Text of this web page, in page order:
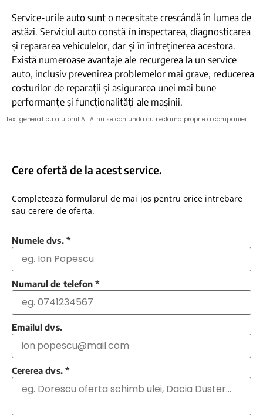
Service-urile auto sunt o necesitate crescândă în lumea de
astăzi. Serviciul auto constă în inspectarea, diagnosticarea
și repararea vehiculelor, dar și în întreținerea acestora.
Există numeroase avantaje ale recurgerea la un service
auto, inclusiv prevenirea problemelor mai grave, reducerea
costurilor de reparații și asigurarea unei mai bune
performanțe și funcționalități ale mașinii.
Text generat cu ajutorul AI. A nu se confunda cu reclama proprie a companiei.
Cere ofertă de la acest service.
Completează formularul de mai jos pentru orice intrebare
sau cerere de oferta.
Numele dvs. *
Numarul de telefon *
Emailul dvs.
Cererea dvs. *